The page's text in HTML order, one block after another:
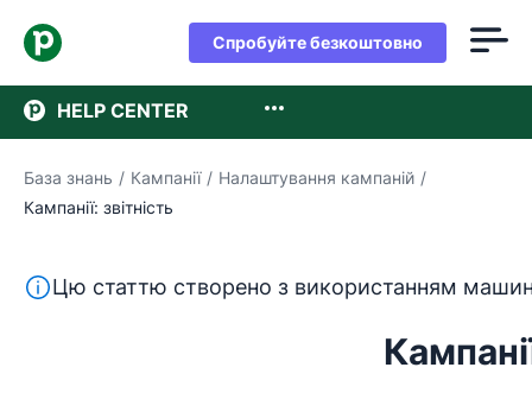
Спробуйте безкоштовно
HELP CENTER
База знань / Кампанії / Налаштування кампаній /
Кампанії: звітність
Цей текст перекладено з англійської мови за
Цю статтю створено з використанням